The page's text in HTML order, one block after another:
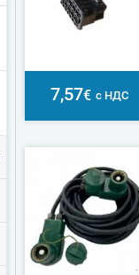
7,57€ с НДС